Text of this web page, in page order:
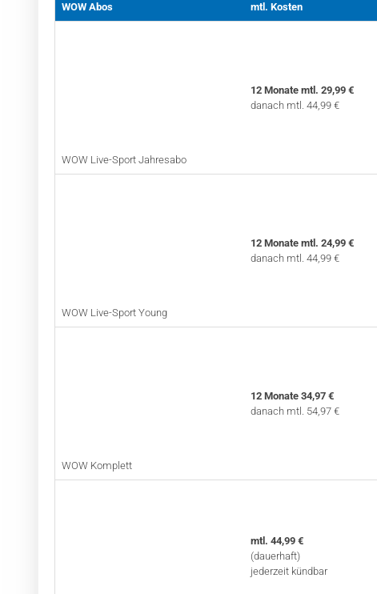
WOW Abos mtl. Kosten
WOW Live-Sport Jahresabo
12 Monate mtl. 29,99 €
danach mtl. 44,99 €
WOW Live-Sport Young
12 Monate mtl. 24,99 €
danach mtl. 44,99 €
WOW Komplett
12 Monate 34,97 €
danach mtl. 54,97 €
mtl. 44,99 €
(dauerhaft)
jederzeit kündbar